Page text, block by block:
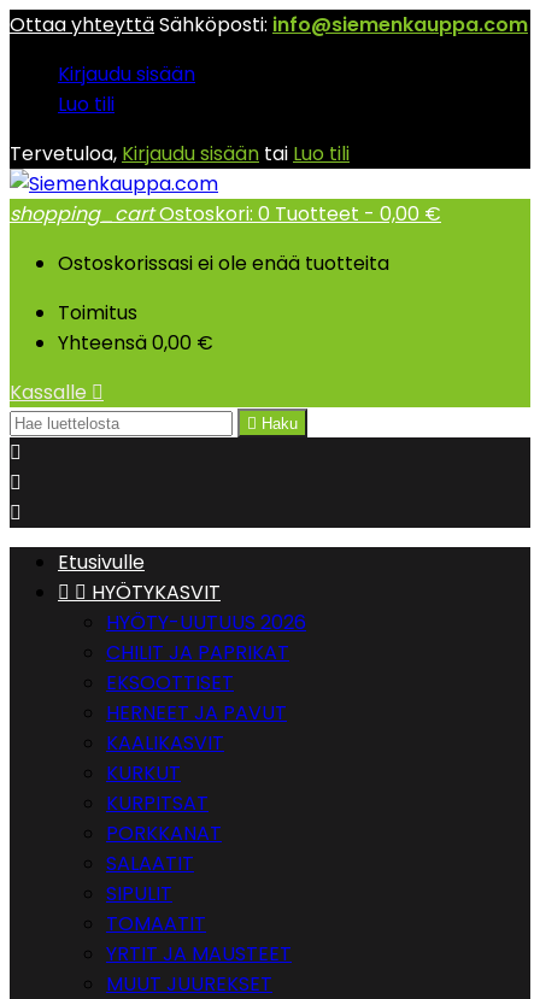
Ottaa yhteyttäSähköposti: info@siemenkauppa.com
Kirjaudu sisään
Luo tili
Tervetuloa, Kirjaudu sisään tai Luo tili
shopping_cartOstoskori: 0 Tuotteet - 0,00 €
Ostoskorissasi ei ole enää tuotteita
Toimitus
Yhteensä0,00 €
Kassalle 
 Haku



Etusivulle
  HYÖTYKASVIT
HYÖTY-UUTUUS 2026
CHILIT JA PAPRIKAT
EKSOOTTISET
HERNEET JA PAVUT
KAALIKASVIT
KURKUT
KURPITSAT
PORKKANAT
SALAATIT
SIPULIT
TOMAATIT
YRTIT JA MAUSTEET
MUUT JUUREKSET